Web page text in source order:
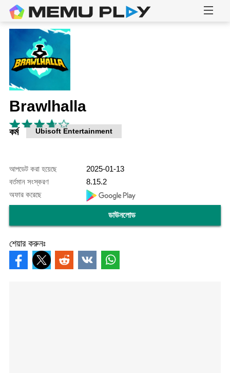
Brawlhalla
কর্ম Ubisoft Entertainment
আপডেট করা হয়েছে
2025-01-13
বর্তমান সংস্করণ
8.15.2
অফার করেছে
ডাউনলোড
শেয়ার করুনঃ